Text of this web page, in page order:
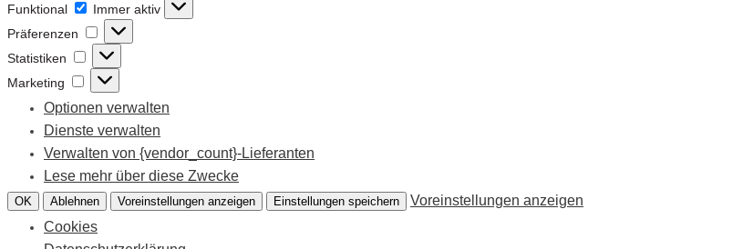
Funktional
Immer aktiv
Präferenzen
Präferenzen
Statistiken
Statistiken
Marketing
Marketing
Optionen verwalten
Dienste verwalten
Verwalten von {vendor_count}-Lieferanten
Lese mehr über diese Zwecke
OK Ablehnen Voreinstellungen anzeigen Einstellungen speichern
Voreinstellungen anzeigen
Cookies